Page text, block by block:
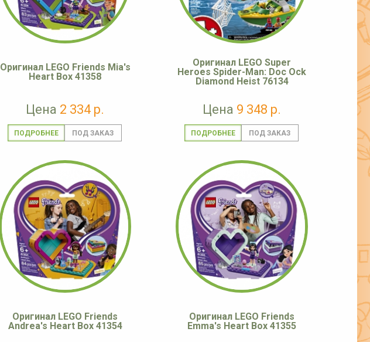
Оригинал LEGO Friends Mia's
Heart Box 41358
Цена 2 334 р.
ПОДРОБНЕЕ
Оригинал LEGO Super
Heroes Spider-Man: Doc Ock
Diamond Heist 76134
Цена 9 348 р.
ПОДРОБНЕЕ
Оригинал LEGO Friends
Andrea's Heart Box 41354
Оригинал LEGO Friends
Emma's Heart Box 41355